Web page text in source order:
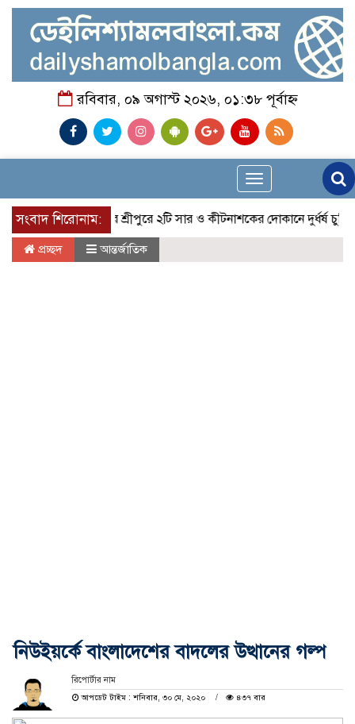
রবিবার, ০৯ অগাস্ট ২০২৬, ০১:৩৮ পূর্বাহ্ন
Toggle
navigation
সংবাদ শিরোনাম:
মাগুরার শ্রীপুরে ২টি সার ও কীটনাশকের দোকানে দুর্ধর্ষ চুরি
প্রচ্ছদ আন্তর্জাতিক
নিউইয়র্কে বাংলাদেশের বাদলের উত্থানের গল্প
রিপোর্টার নাম
আপডেট টাইম : শনিবার, ৩০ মে, ২০২০
৪৩৭ বার